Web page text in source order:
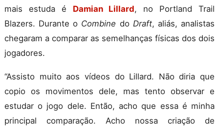
mais estuda é Damian Lillard, no Portland Trail
Blazers. Durante o Combine do Draft, aliás, analistas
chegaram a comparar as semelhanças físicas dos dois
jogadores.
“Assisto muito aos vídeos do Lillard. Não diria que
copio os movimentos dele, mas tento observar e
estudar o jogo dele. Então, acho que essa é minha
principal comparação. Acho nossa criação de